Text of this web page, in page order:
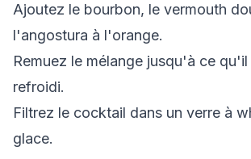
Ajoutez le bourbon, le vermouth
l'angostura à l'orange.
Remuez le mélange jusqu'à ce
refroidi.
Filtrez le cocktail dans un verre à
glace.